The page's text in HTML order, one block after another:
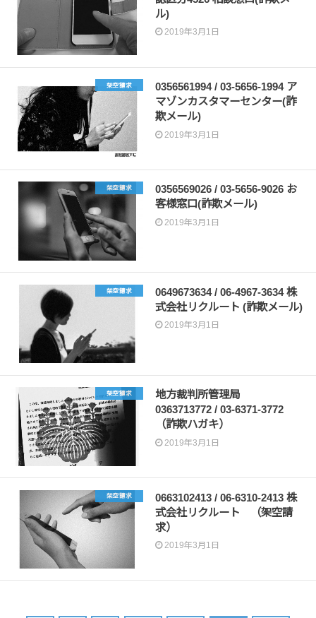
ル)
2019年3月1日
架空請求
0356561994 / 03-5656-1994 ア
マゾンカスタマーセンター(詐
欺メール)
2019年3月1日
架空請求
0356569026 / 03-5656-9026 お
客様窓口(詐欺メール)
2019年3月1日
架空請求
0649673634 / 06-4967-3634 株
式会社リクルート (詐欺メール)
2019年3月1日
架空請求
地方裁判所管理局
0363713772 / 03-6371-3772
（詐欺ハガキ）
2019年3月1日
架空請求
0663102413 / 06-6310-2413 株
式会社リクルート （架空請
求）
2019年3月1日